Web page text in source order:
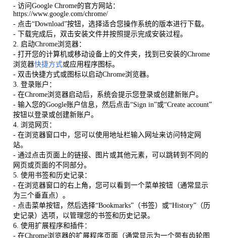
- 访问Google Chrome的官方网站：
https://www.google.com/chrome/
- 点击“Download”按钮，选择适合您操作系统的版本进行下载。
- 下载完成后，双击安装文件并按照提示完成安装过程。
2. 启动Chrome浏览器：
- 打开您的计算机或移动设备上的文件夹，找到已安装的Chrome
浏览器快捷方式或应用程序图标。
- 双击快捷方式或图标以启动Chrome浏览器。
3. 登录账户：
- 在Chrome浏览器启动后，系统会提示您登录或创建新账户。
- 输入您的Google账户信息，然后点击“Sign in”或“Create account”
按钮以登录或创建新账户。
4. 浏览网页：
- 在浏览器窗口中，您可以使用地址栏输入网址来访问特定网
站。
- 通过点击页面上的链接、图片或其他元素，可以跳转到不同的
网页或页面的不同部分。
5. 使用书签和历史记录：
- 在浏览器窗口的右上角，您可以看到一个菜单按钮（通常显示
为三个垂直点）。
- 点击菜单按钮，然后选择“Bookmarks”（书签）或“History”（历
史记录）选项，以管理您的书签和历史记录。
6. 使用扩展程序和插件：
- 在Chrome浏览器的扩展程序页面（通常显示为一个带有齿轮图